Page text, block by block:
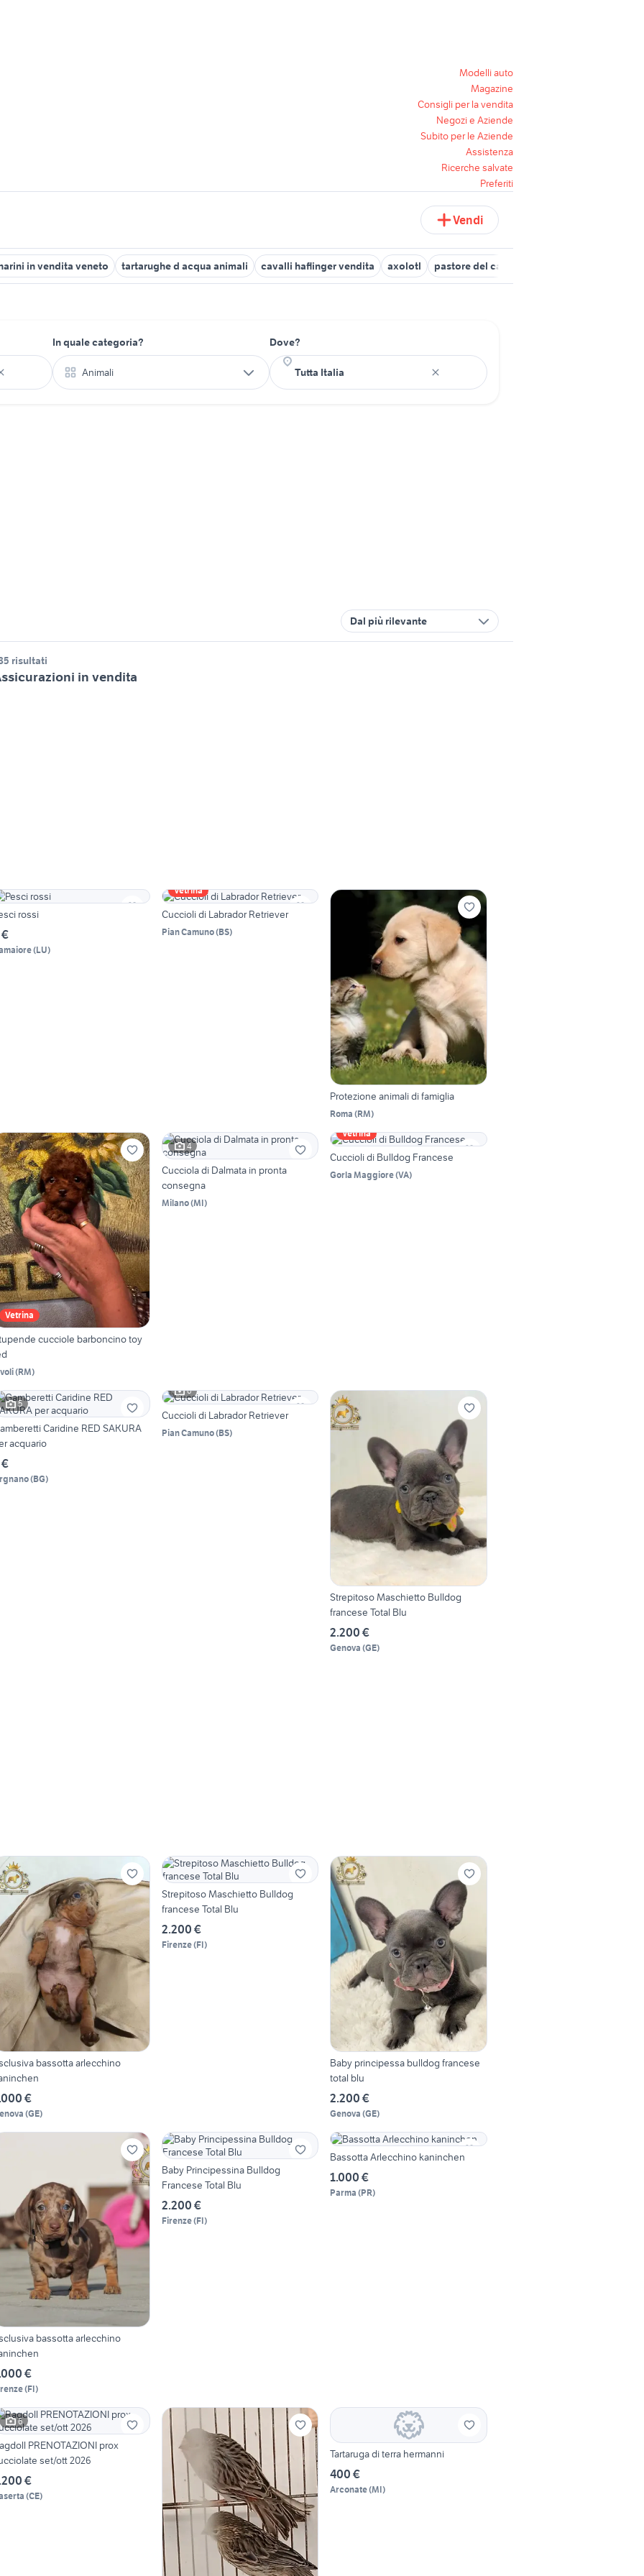
Modelli auto
Magazine
Consigli per la vendita
Negozi e Aziende
Subito per le Aziende
Assistenza
Ricerche salvate
Preferiti
Vendi
in vendita veneto tartarughe d acqua animali cavalli haflinger vendita axolotl pastore del caucaso
In quale categoria?
Animali
Dove?
Dal più rilevante
risultati
in vendita
rossi
(LU)
Vetrina
Cuccioli di Labrador Retriever
Pian Camuno(BS)
Protezione animali di famiglia
Roma (RM)
Vetrina
cucciole barboncino toy
(RM)
4
Cucciola di Dalmata in pronta
consegna
Milano(MI)
Vetrina
Cuccioli di Bulldog Francese
Gorla Maggiore(VA)
5
Caridine RED SAKURA
acquario
(BG)
6
Cuccioli di Labrador Retriever
Pian Camuno(BS)
Strepitoso Maschietto Bulldog
francese Total Blu
2.200 €
Genova (GE)
bassotta arlecchino
€
(GE)
Strepitoso Maschietto Bulldog
francese Total Blu
2.200 €
Firenze(FI)
Baby principessa bulldog francese
total blu
2.200 €
Genova (GE)
bassotta arlecchino
€
(FI)
Baby Principessina Bulldog
Francese Total Blu
2.200 €
Firenze(FI)
Bassotta Arlecchino kaninchen
1.000 €
Parma (PR)
6
PRENOTAZIONI prox
set/ott 2026
€
(CE)
Tartaruga di terra hermanni
400 €
Arconate(MI)